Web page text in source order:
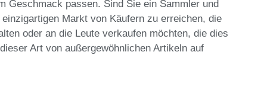
Geschmack passen. Sind Sie ein Sammler und
Markt von Käufern zu erreichen, die
oder an die Leute verkaufen möchten, die dies
Art von außergewöhnlichen Artikeln auf